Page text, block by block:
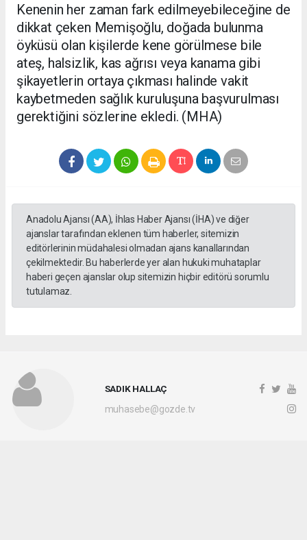
Kenenin her zaman fark edilmeyebileceğine de
dikkat çeken Memişoğlu, doğada bulunma
öyküsü olan kişilerde kene görülmese bile
ateş, halsizlik, kas ağrısı veya kanama gibi
şikayetlerin ortaya çıkması halinde vakit
kaybetmeden sağlık kuruluşuna başvurulması
gerektiğini sözlerine ekledi. (MHA)
Anadolu Ajansı (AA), İhlas Haber Ajansı (İHA) ve diğer
ajanslar tarafından eklenen tüm haberler, sitemizin
editörlerinin müdahalesi olmadan ajans kanallarından
çekilmektedir. Bu haberlerde yer alan hukuki muhataplar
haberi geçen ajanslar olup sitemizin hiçbir editörü sorumlu
tutulamaz.
SADIK HALLAÇ
muhasebe@gozde.tv